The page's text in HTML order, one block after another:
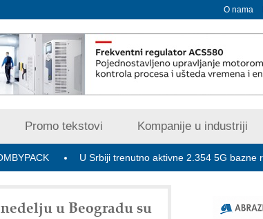
O nama
Promo tekstovi Kompanije u industriji
U Srbiji trenutno aktivne 2.354 5G bazne radio-stanice
u Beogradu su